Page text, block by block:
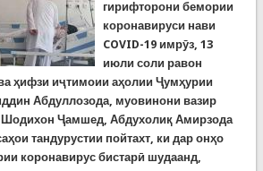
гирифторони бемории
коронавируси нави
COVID-19 имрӯз, 13
июли соли равон
ҳифзи иҷтимоии аҳолии Ҷумҳурии
Абдуллозода, муовинони вазир
Ҷамшед, Абдухолиқ Амирзода
тандурустии пойтахт, ки дар онҳо
коронавирус бистарӣ шудаанд,